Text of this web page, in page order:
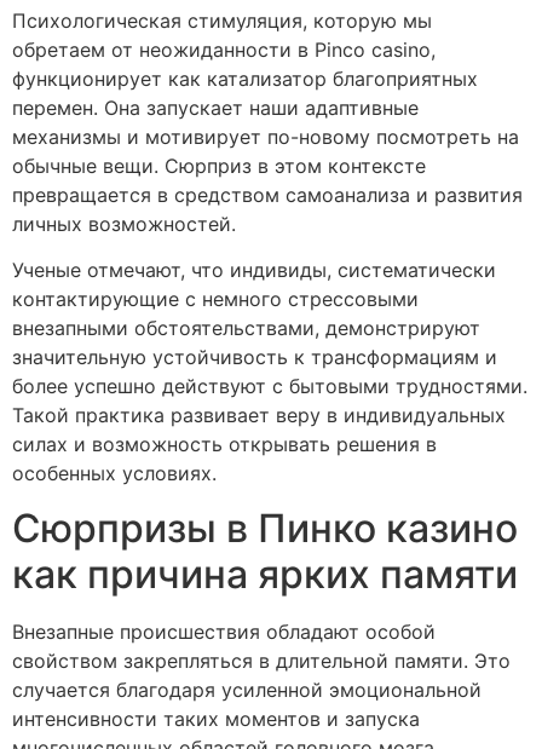
Психологическая стимуляция, которую мы
обретаем от неожиданности в Pinco casino,
функционирует как катализатор благоприятных
перемен. Она запускает наши адаптивные
механизмы и мотивирует по-новому посмотреть на
обычные вещи. Сюрприз в этом контексте
превращается в средством самоанализа и развития
личных возможностей.
Ученые отмечают, что индивиды, систематически
контактирующие с немного стрессовыми
внезапными обстоятельствами, демонстрируют
значительную устойчивость к трансформациям и
более успешно действуют с бытовыми трудностями.
Такой практика развивает веру в индивидуальных
силах и возможность открывать решения в
особенных условиях.
Сюрпризы в Пинко казино
как причина ярких памяти
Внезапные происшествия обладают особой
свойством закрепляться в длительной памяти. Это
случается благодаря усиленной эмоциональной
интенсивности таких моментов и запуска